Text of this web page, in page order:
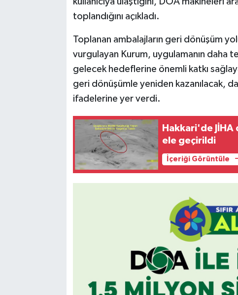
toplandığını açıkladı.
Toplanan ambalajların geri dönüşüm
vurgulayan Kurum, uygulamanın daha
gelecek hedeflerine önemli katkı
geri dönüşümle yeniden kazanılacak,
ifadelerine yer verdi.
Hakkari'de
ele geçirildi
İçeriği Görüntüle